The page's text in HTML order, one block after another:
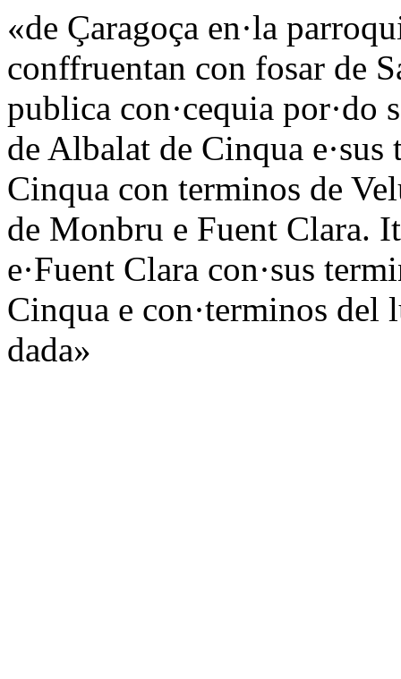
«de Çaragoça en·la
conffruentan con fosar de
publica con·cequia por·do
de Albalat de Cinqua
Cinqua con terminos de
de Monbru e Fuent Clara.
e·Fuent Clara con·sus
Cinqua e con·terminos
dada»